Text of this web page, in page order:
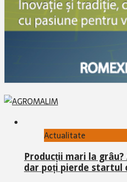
Actualitate
Producții mari la
dar poți pierde startul